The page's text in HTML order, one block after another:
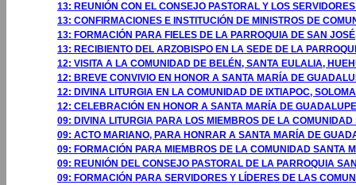
13: REUNIÓN CON EL CONSEJO PASTORAL Y LOS
13: CONFIRMACIONES E INSTITUCIÓN DE MINISTROS DE
13: FORMACIÓN PARA FIELES DE LA PARROQUIA DE SAN
13: RECIBIENTO DEL ARZOBISPO EN LA SEDE DE LA
12: VISITA A LA COMUNIDAD DE BELÉN, SANTA EULALIA,
12: BREVE CONVIVIO EN HONOR A SANTA MARÍA DE
12: DIVINA LITURGIA EN LA COMUNIDAD DE IXTIAPOC,
12: CELEBRACIÓN EN HONOR A SANTA MARÍA DE
09: DIVINA LITURGIA PARA LOS MIEMBROS DE LA
09: ACTO MARIANO, PARA HONRAR A SANTA MARÍA DE
09: FORMACIÓN PARA MIEMBROS DE LA COMUNIDAD SANTA
09: REUNIÓN DEL CONSEJO PASTORAL DE LA PARROQUIA
09: FORMACIÓN PARA SERVIDORES Y LÍDERES DE LAS